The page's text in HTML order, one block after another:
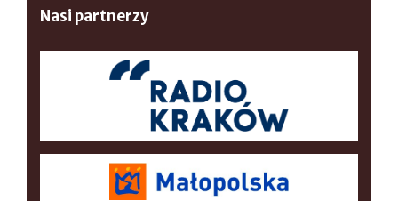
Nasi partnerzy